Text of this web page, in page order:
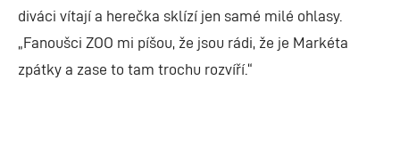
diváci vítají a herečka sklízí jen samé milé ohlasy.
„Fanoušci ZOO mi píšou, že jsou rádi, že je Markéta
zpátky a zase to tam trochu rozvíří.“